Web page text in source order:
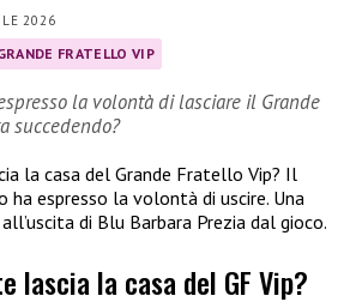
2026
FRATELLO VIP
la volontà di lasciare il Grande
succedendo?
la casa del Grande Fratello Vip? Il
ha espresso la volontà di uscire. Una
di Blu Barbara Prezia dal gioco.
lascia la casa del GF Vip?